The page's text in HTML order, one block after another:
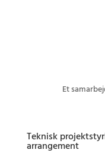
Et
Teknisk
arrangement